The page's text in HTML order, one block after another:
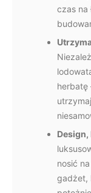
czas na
herbatę
nosić
gadżet,